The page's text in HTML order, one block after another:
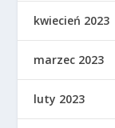
kwiecień 2023
marzec 2023
luty 2023